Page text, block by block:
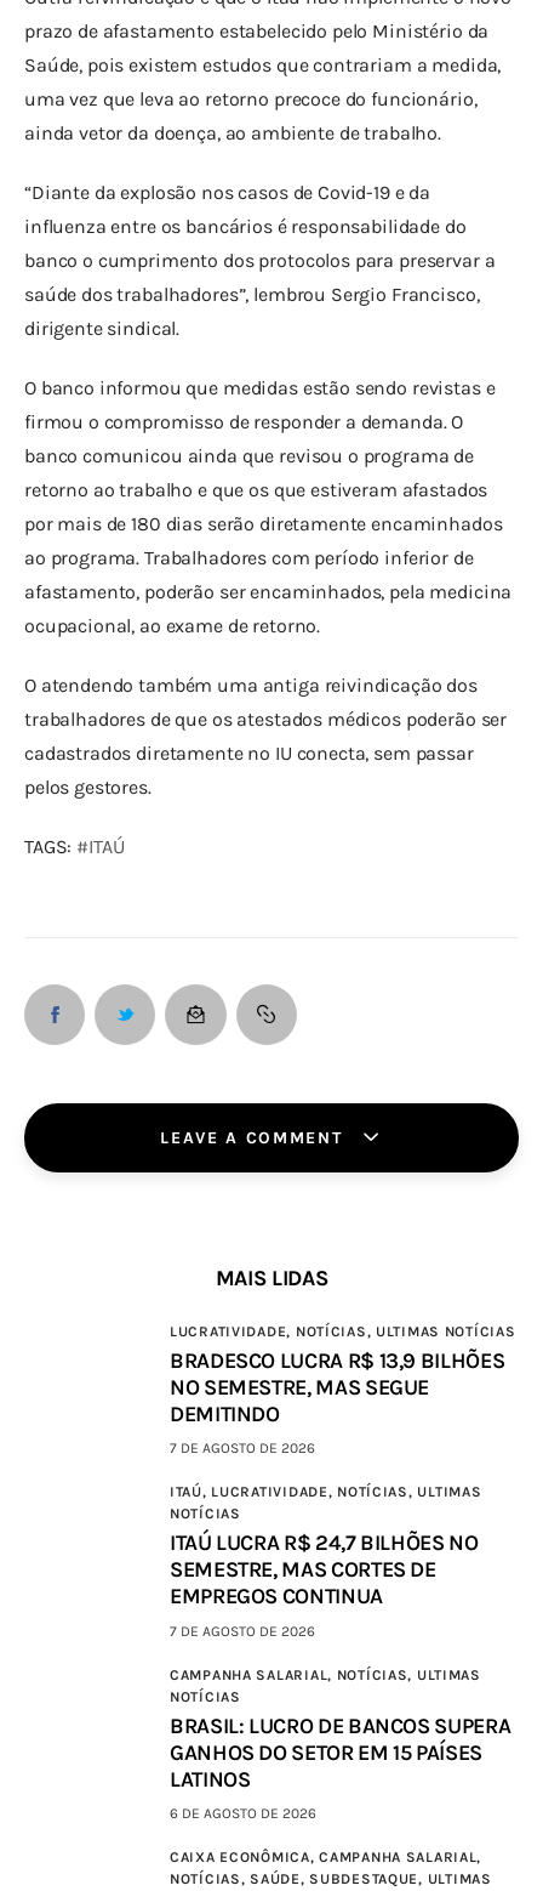
prazo de afastamento estabelecido pelo Ministério da
Saúde, pois existem estudos que contrariam a medida,
uma vez que leva ao retorno precoce do funcionário,
ainda vetor da doença, ao ambiente de trabalho.
“Diante da explosão nos casos de Covid-19 e da
influenza entre os bancários é responsabilidade do
banco o cumprimento dos protocolos para preservar a
saúde dos trabalhadores”, lembrou Sergio Francisco,
dirigente sindical.
O banco informou que medidas estão sendo revistas e
firmou o compromisso de responder a demanda. O
banco comunicou ainda que revisou o programa de
retorno ao trabalho e que os que estiveram afastados
por mais de 180 dias serão diretamente encaminhados
ao programa. Trabalhadores com período inferior de
afastamento, poderão ser encaminhados, pela medicina
ocupacional, ao exame de retorno.
O atendendo também uma antiga reivindicação dos
trabalhadores de que os atestados médicos poderão ser
cadastrados diretamente no IU conecta, sem passar
pelos gestores.
TAGS: #ITAÚ
LEAVE A COMMENT
MAIS LIDAS
LUCRATIVIDADE, NOTÍCIAS, ULTIMAS NOTÍCIAS
BRADESCO LUCRA R$ 13,9 BILHÕES
NO SEMESTRE, MAS SEGUE
DEMITINDO
7 DE AGOSTO DE 2026
ITAÚ, LUCRATIVIDADE, NOTÍCIAS, ULTIMAS
NOTÍCIAS
ITAÚ LUCRA R$ 24,7 BILHÕES NO
SEMESTRE, MAS CORTES DE
EMPREGOS CONTINUA
7 DE AGOSTO DE 2026
CAMPANHA SALARIAL, NOTÍCIAS, ULTIMAS
NOTÍCIAS
BRASIL: LUCRO DE BANCOS SUPERA
GANHOS DO SETOR EM 15 PAÍSES
LATINOS
6 DE AGOSTO DE 2026
CAIXA ECONÔMICA,CAMPANHA SALARIAL,
NOTÍCIAS, SAÚDE, SUBDESTAQUE, ULTIMAS